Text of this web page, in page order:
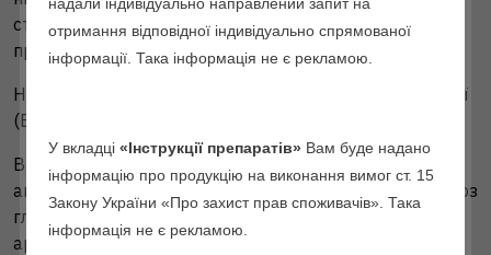
станів виникає вперше під час застосування КГК,
прийом препарату слід негайно припинити.
Наявність або ризик розвитку венозної тромбоемболії
(ВТЕ):
ВТЕ на даний час, зокрема внаслідок терапії
антикоагулянтами, або в анамнезі (наприклад, тромбоз
глибоких вен (ТГВ) або тромбоемболія легеневої
артерії (ТЕЛА));
отримання відповідної індивідуально спрямованої
інформації. Така інформація не є рекламою.
У вкладці «Інструкції препаратів» Вам буде надано
інформацію про продукцію на виконання вимог ст. 15
Закону України «Про захист прав споживачів». Така
інформація не є рекламою.